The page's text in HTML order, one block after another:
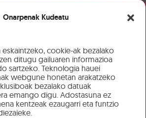
Onarpenak Kudeatu
eskaintzeko, cookie-ak bezalako
ditugu gailuaren informazioa
sartzeko. Teknologia hauei
webgune honetan arakatzeko
bezalako datuak
emango digu. Adostasuna ez
kentzeak ezaugarri eta funtzio